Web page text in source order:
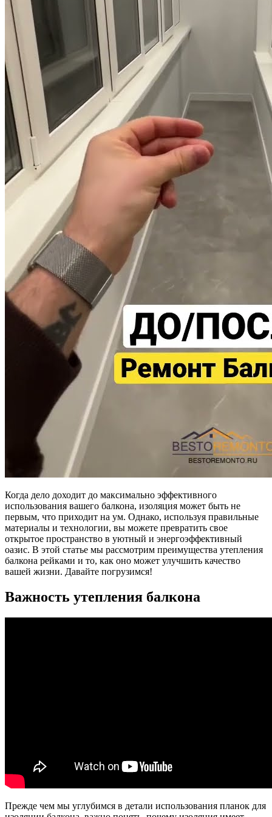
Когда дело доходит до максимально эффективного
использования вашего балкона, изоляция может быть не
первым, что приходит на ум. Однако, используя правильные
материалы и технологии, вы можете превратить свое
открытое пространство в уютный и энергоэффективный
оазис. В этой статье мы рассмотрим преимущества утепления
балкона рейками и то, как оно может улучшить качество
вашей жизни. Давайте погрузимся!
Важность утепления балкона
Прежде чем мы углубимся в детали использования планок для